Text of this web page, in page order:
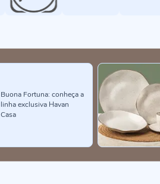
Buona Fortuna: conheça a
linha exclusiva Havan
Casa